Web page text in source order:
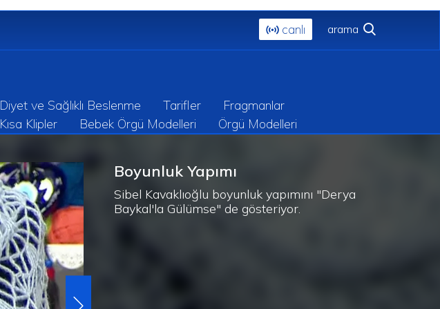
canlı
Diyet ve Sağlıklı Beslenme Tarifler
Fragmanlar
Kısa Klipler
Bebek Örgü Modelleri Örgü Modelleri
Boyunluk Yapımı
Sibel Kavaklıoğlu boyunluk yapımını "Derya
Baykal'la Gülümse" de gösteriyor.